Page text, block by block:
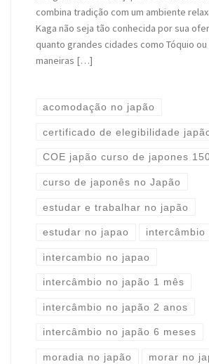
combina tradição com um ambiente
Kaga não seja tão conhecida por sua
quanto grandes cidades como Tóquio
maneiras […]
acomodação no japão
certificado de elegibilidade
COE japão curso de japones
curso de japonês no Japão
estudar e trabalhar no japão
estudar no japao intercâmbio
intercambio no japao
intercâmbio no japão 1 mês
intercâmbio no japão 2 anos
intercâmbio no japão 6 meses
moradia no japão morar no